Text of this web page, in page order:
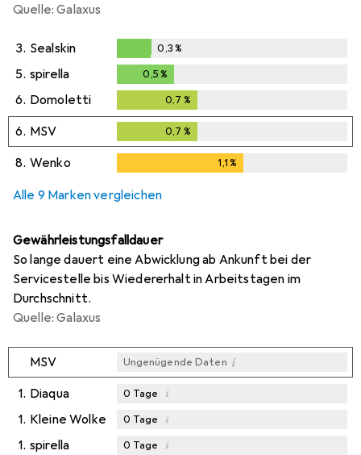
Quelle: Galaxus
3. Sealskin
0,3%
0,3%
5. spirella 0,5 %
6. Domoletti 0,7 %
6. MSV 0,7 %
8. Wenko 1,1%
Alle 9 Marken vergleichen
Gewährleistungsfalldauer
So lange dauert eine Abwicklung ab Ankunft bei der
Servicestelle bis Wiedererhalt in Arbeitstagen im
Durchschnitt.
Quelle: Galaxus
MSV Ungenügende Daten i
1. Diaqua 0 Tage i
1. Kleine Wolke 0 Tage i
1. spirella 0 Tage i